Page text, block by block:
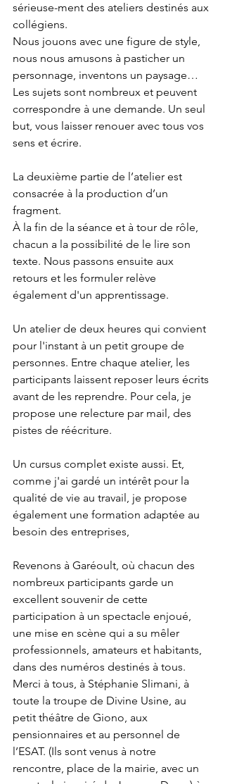
sérieuse-ment des ateliers destinés aux
collégiens.
Nous jouons avec une figure de style,
nous nous amusons à pasticher un
personnage, inventons un paysage…
Les sujets sont nombreux et peuvent
correspondre à une demande. Un seul
but, vous laisser renouer avec tous vos
sens et écrire.
La deuxième partie de l’atelier est
consacrée à la production d’un
fragment.
À la fin de la séance et à tour de rôle,
chacun a la possibilité de le lire son
texte. Nous passons ensuite aux
retours et les formuler relève
également d'un apprentissage.
Un atelier de deux heures qui convient
pour l'instant à un petit groupe de
personnes. Entre chaque atelier, les
participants laissent reposer leurs écrits
avant de les reprendre. Pour cela, je
propose une relecture par mail, des
pistes de réécriture.
Un cursus complet existe aussi. Et,
comme j'ai gardé un intérêt pour la
qualité de vie au travail, je propose
également une formation adaptée au
besoin des entreprises,
Revenons à Garéoult, où chacun des
nombreux participants garde un
excellent souvenir de cette
participation à un spectacle enjoué,
une mise en scène qui a su mêler
professionnels, amateurs et habitants,
dans des numéros destinés à tous.
Merci à tous, à Stéphanie Slimani, à
toute la troupe de Divine Usine, au
petit théâtre de Giono, aux
pensionnaires et au personnel de
l’ESAT. (Ils sont venus à notre
rencontre, place de la mairie, avec un